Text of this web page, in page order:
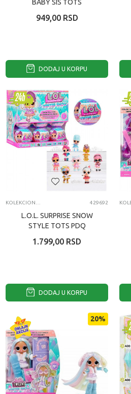
BABY SIS TOTS
949,00 RSD
DODAJ U KORPU
429692
L.O.L. SURPRISE SNOW
STYLE TOTS PDQ
1.799,00 RSD
DODAJ U KORPU
20%